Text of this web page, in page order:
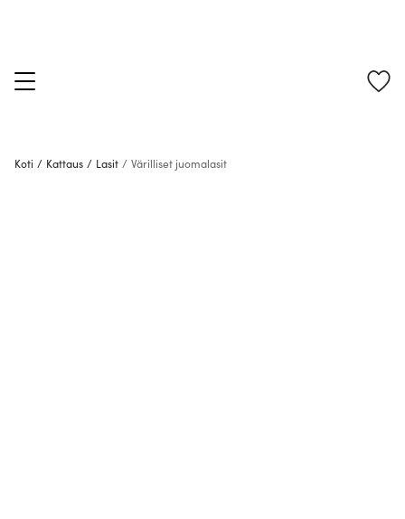
Koti / Kattaus / Lasit / Värilliset juomalasit